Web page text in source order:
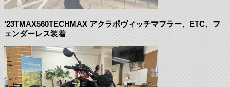
’23TMAX560TECHMAX アクラポヴィッチマフラー、ETC、フ
ェンダーレス装着